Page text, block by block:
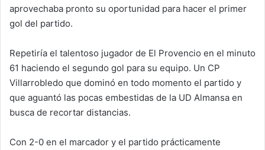
aprovechaba pronto su oportunidad para hacer el primer
gol del partido.
Repetiría el talentoso jugador de El Provencio en el minuto
61 haciendo el segundo gol para su equipo. Un CP
Villarrobledo que dominó en todo momento el partido y
que aguantó las pocas embestidas de la UD Almansa en
busca de recortar distancias.
Con 2-0 en el marcador y el partido prácticamente